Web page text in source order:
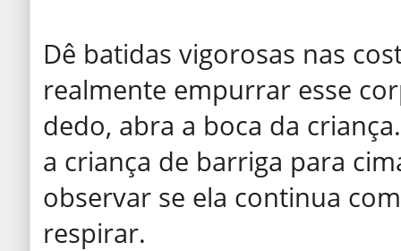
Dê batidas vigorosas nas
realmente empurrar esse
dedo, abra a boca da
a criança de barriga para
observar se ela continua
respirar.